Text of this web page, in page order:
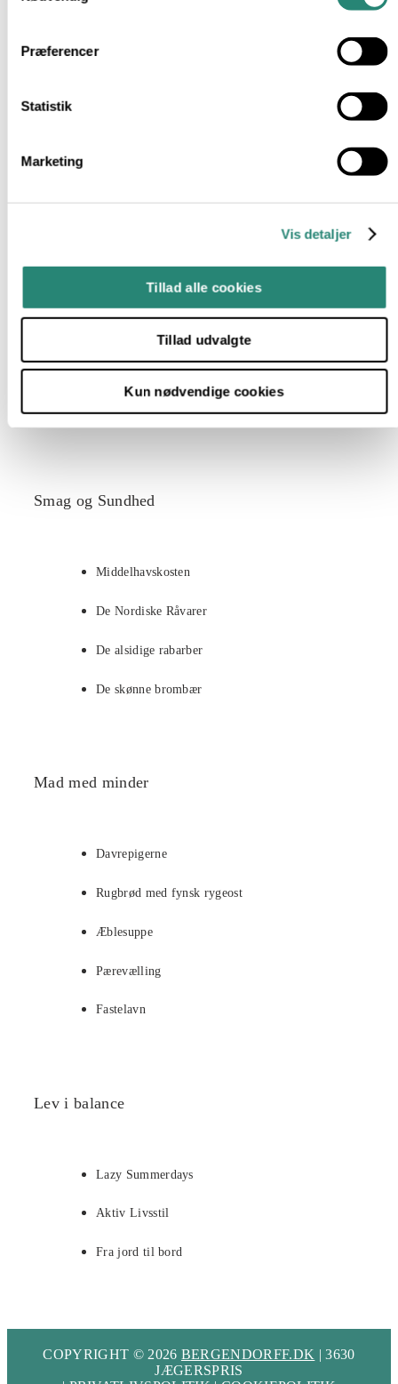
Præferencer
Statistik
Marketing
Vis detaljer
Tillad alle cookies
Tillad udvalgte
Kun nødvendige cookies
Ovnbagte figner med gedeost
Chiagrød med kokosmælk
Smag og Sundhed
Middelhavskosten
De Nordiske Råvarer
De alsidige rabarber
De skønne brombær
Mad med minder
Davrepigerne
Rugbrød med fynsk rygeost
Æblesuppe
Pærevælling
Fastelavn
Lev i balance
Lazy Summerdays
Aktiv Livsstil
Fra jord til bord
COPYRIGHT © 2026 BERGENDORFF.DK | 3630
JÆGERSPRIS